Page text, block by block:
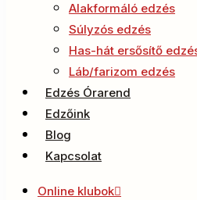
Alakformáló edzés
Súlyzós edzés
Has-hát ersősítő
Láb/farizom edzés
Edzés Órarend
Edzőink
Blog
Kapcsolat
Online klubok